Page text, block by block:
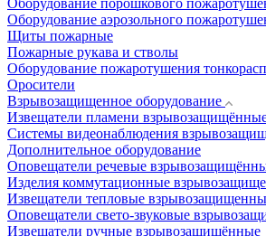
Оборудование порошкового
Оборудование аэрозольного
Щиты пожарные
Пожарные рукава и стволы
Оборудование пожаротушения
Оросители
Взрывозащищенное оборудование
Извещатели пламени
Системы видеонаблюдения
Дополнительное оборудование
Оповещатели речевые
Изделия коммутационные
Извещатели тепловые
Оповещатели свето-звуковые
Извещатели ручные взрывозащищённые